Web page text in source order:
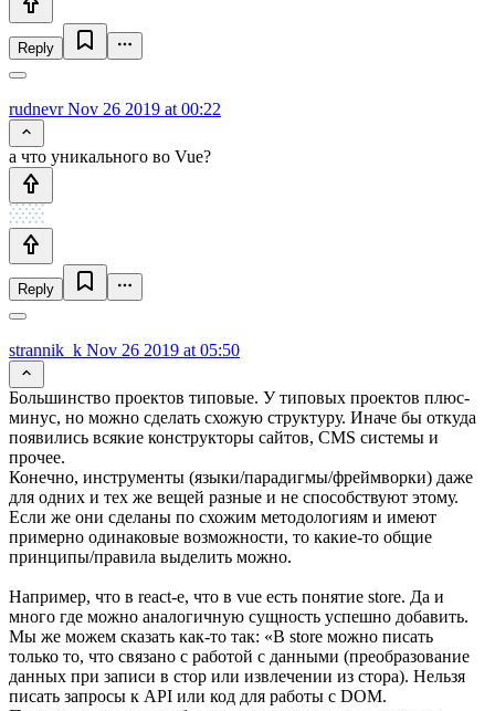
Reply
rudnevrNov 26 2019 at 00:22
а что уникального во Vue?
Reply
strannik_k Nov 26 2019 at 05:50
Большинство проектов типовые. У типовых проектов плюс-
минус, но можно сделать схожую структуру. Иначе бы откуда
появились всякие конструкторы сайтов, CMS системы и
прочее.
Конечно, инструменты (языки/парадигмы/фреймворки) даже
для одних и тех же вещей разные и не способствуют этому.
Если же они сделаны по схожим методологиям и имеют
примерно одинаковые возможности, то какие-то общие
принципы/правила выделить можно.
Например, что в react-е, что в vue есть понятие store. Да и
много где можно аналогичную сущность успешно добавить.
Мы же можем сказать как-то так: «В store можно писать
только то, что связано с работой с данными (преобразование
данных при записи в стор или извлечении из стора). Нельзя
писать запросы к API или код для работы с DOM.